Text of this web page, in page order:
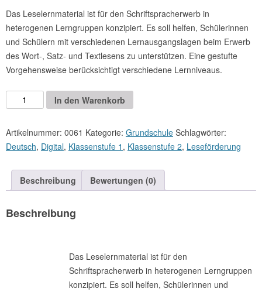
Das Leselernmaterial ist für den Schriftspracherwerb in
heterogenen Lerngruppen konzipiert. Es soll helfen, Schülerinnen
und Schülern mit verschiedenen Lernausgangslagen beim Erwerb
des Wort-, Satz- und Textlesens zu unterstützen. Eine gestufte
Vorgehensweise berücksichtigt verschiedene Lernniveaus.
lernen
–
vom
Wort
zum
zum
In den Warenkorb
Artikelnummer: 0061 Kategorie: Grundschule Schlagwörter:
Deutsch, Digital, Klassenstufe 1 , Klassenstufe 2, Leseförderung
Beschreibung Bewertungen (0)
Beschreibung
Das Leselernmaterial ist für den
Schriftspracherwerb in heterogenen Lerngruppen
konzipiert. Es soll helfen, Schülerinnen und